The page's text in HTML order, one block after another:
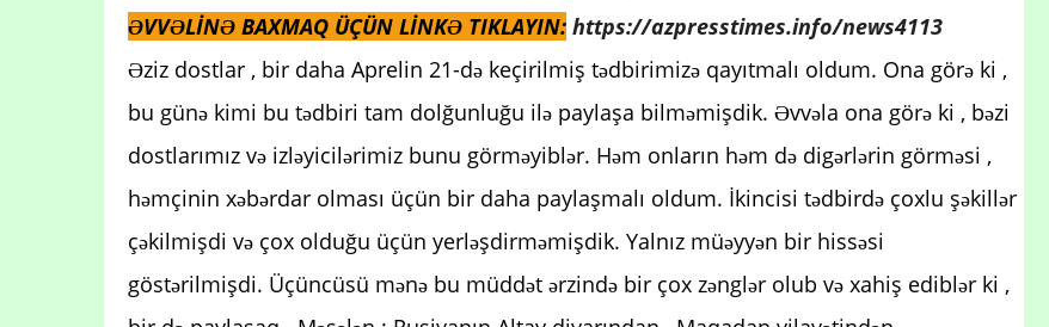
ƏVVƏLİNƏ BAXMAQ ÜÇÜN LİNKƏ TIKLAYIN: https://azpresstimes.info/news4113
Əziz dostlar , bir daha Aprelin 21-də keçirilmiş tədbirimizə qayıtmalı oldum. Ona görə ki ,
bu günə kimi bu tədbiri tam dolğunluğu ilə paylaşa bilməmişdik. Əvvəla ona görə ki , bəzi
dostlarımız və izləyicilərimiz bunu görməyiblər. Həm onların həm də digərlərin görməsi ,
həmçinin xəbərdar olması üçün bir daha paylaşmalı oldum. İkincisi tədbirdə çoxlu şəkillər
çəkilmişdi və çox olduğu üçün yerləşdirməmişdik. Yalnız müəyyən bir hissəsi
göstərilmişdi. Üçüncüsü mənə bu müddət ərzində bir çox zənglər olub və xahiş ediblər ki ,